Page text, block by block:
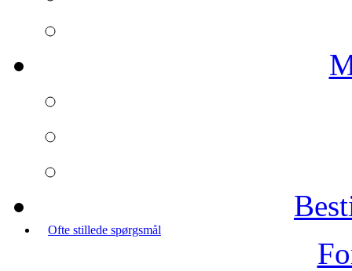
Ofte stillede spørgsmål